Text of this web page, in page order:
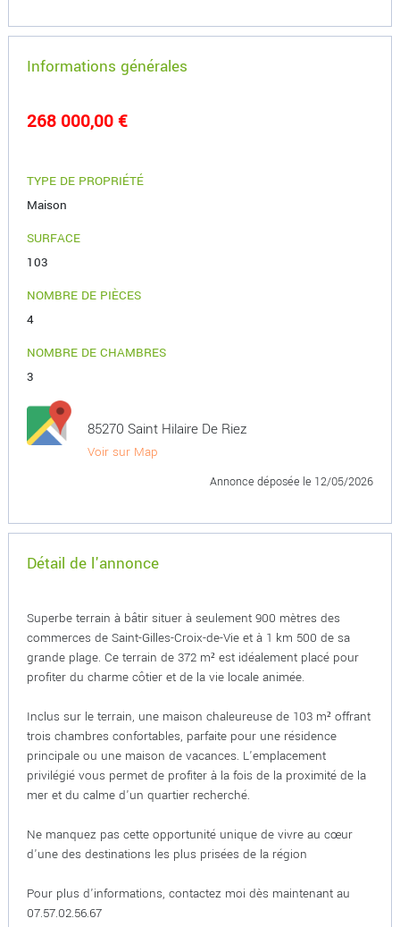
Informations générales
268 000,00 €
TYPE DE PROPRIÉTÉ
Maison
SURFACE
103
NOMBRE DE PIÈCES
4
NOMBRE DE CHAMBRES
3
85270 Saint Hilaire De Riez
Voir sur Map
Annonce déposée le 12/05/2026
Détail de l'annonce
Superbe terrain à bâtir situer à seulement 900 mètres des
commerces de Saint-Gilles-Croix-de-Vie et à 1 km 500 de sa
grande plage. Ce terrain de 372 m² est idéalement placé pour
profiter du charme côtier et de la vie locale animée.
Inclus sur le terrain, une maison chaleureuse de 103 m² offrant
trois chambres confortables, parfaite pour une résidence
principale ou une maison de vacances. L'emplacement
privilégié vous permet de profiter à la fois de la proximité de la
mer et du calme d'un quartier recherché.
Ne manquez pas cette opportunité unique de vivre au cœur
d'une des destinations les plus prisées de la région
Pour plus d'informations, contactez moi dès maintenant au
07.57.02.56.67